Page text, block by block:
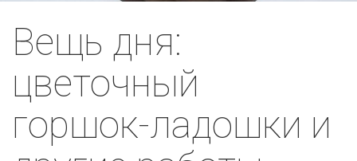
Вещь дня:
цветочный
горшок-ладошки и